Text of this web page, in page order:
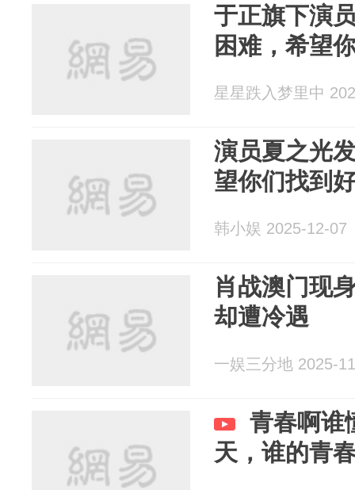
于正旗下演
困难，希望
星星跌入梦里中
演员夏之光
望你们找到
韩小娱 2025-12-07
肖战澳门现
却遭冷遇
一娱三分地 2025-
青春啊谁
天，谁的青